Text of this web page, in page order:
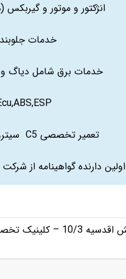
انژکتور و موتور و گیربکس
خدمات
خدمات برق شامل دیاگ
تعمیر تخصصی C5 سیتروئن در مشهد
اولین دارنده گواهینامه از شرکت
مشهد-بلوار میثاق -میثاق 18 -اقدسیه